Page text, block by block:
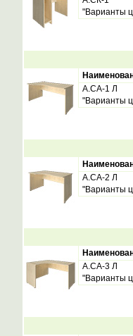
"Варианты
А.СА-1 Л
"Варианты
А.СА-2 Л
"Варианты
А.СА-3 Л
"Варианты